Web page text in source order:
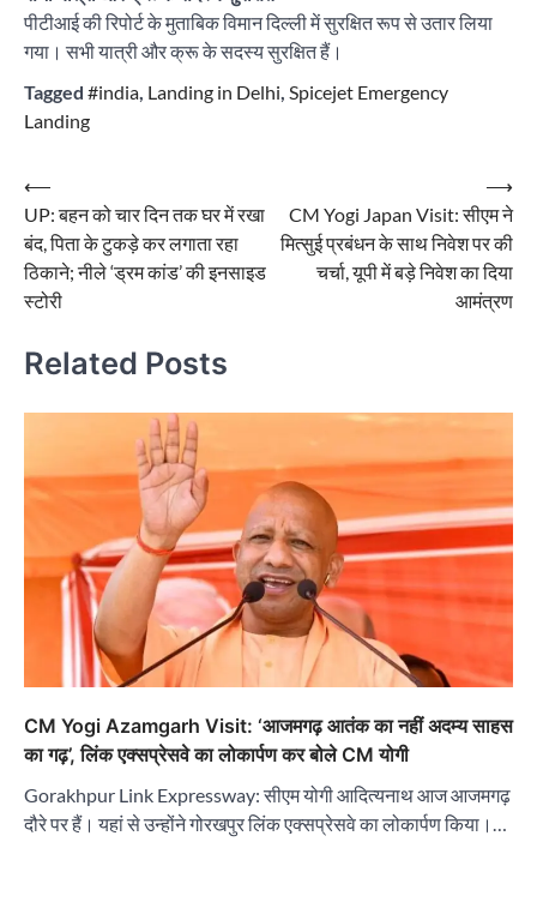
पीटीआई की रिपोर्ट के मुताबिक विमान दिल्ली में सुरक्षित रूप से उतार लिया
गया। सभी यात्री और क्रू के सदस्य सुरक्षित हैं।
Tagged #india Landing in Delhi Spicejet Emergency
Landing
Post
navigation
⟵
UP: बहन को चार दिन तक घर में रखा
बंद, पिता के टुकड़े कर लगाता रहा
ठिकाने; नीले ‘ड्रम कांड’ की इनसाइड
स्टोरी
CM Yogi Japan Visit: सीएम ने
मित्सुई प्रबंधन के साथ निवेश पर की
चर्चा, यूपी में बड़े निवेश का दिया
आमंत्रण
⟶
Related Posts
CM Yogi Azamgarh Visit: ‘आजमगढ़ आतंक का नहीं अदम्य साहस
का गढ़’, लिंक एक्सप्रेसवे का लोकार्पण कर बोले CM योगी
Gorakhpur Link Expressway: सीएम योगी आदित्यनाथ आज आजमगढ़
दौरे पर हैं। यहां से उन्होंने गोरखपुर लिंक एक्सप्रेसवे का लोकार्पण किया।…